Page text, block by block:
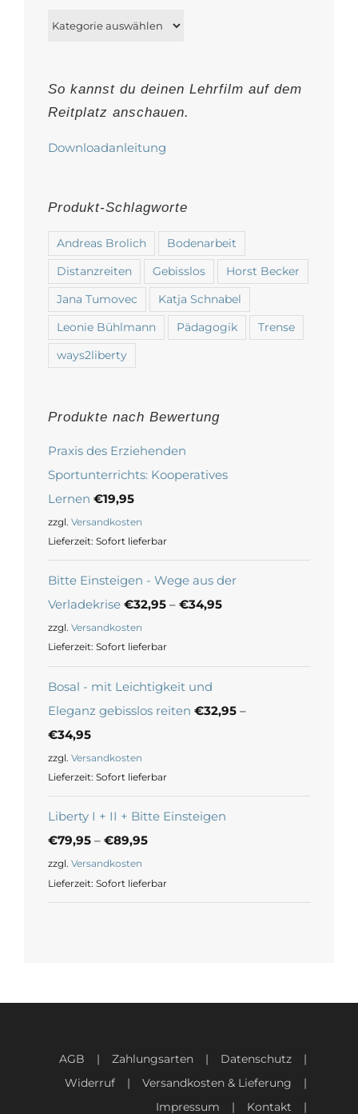
können
Produktseite
werden
So kannst du deinen Lehrfilm auf dem
Reitplatz anschauen.
Downloadanleitung
Produkt-Schlagworte
Andreas Brolich Bodenarbeit
Distanzreiten Gebisslos Horst Becker
Jana Tumovec Katja Schnabel
Leonie Bühlmann Pädagogik Trense
ways2liberty
Produkte nach Bewertung
Praxis des Erziehenden
Sportunterrichts: Kooperatives
Lernen €19,95
zzgl. Versandkosten
Lieferzeit: Sofort lieferbar
Bitte Einsteigen - Wege aus der
Verladekrise €32,95 – €34,95
zzgl. Versandkosten
Lieferzeit: Sofort lieferbar
Bosal - mit Leichtigkeit und
Eleganz gebisslos reiten €32,95 –
€34,95
zzgl. Versandkosten
Lieferzeit: Sofort lieferbar
Liberty I + II + Bitte Einsteigen
€79,95 – €89,95
zzgl. Versandkosten
Lieferzeit: Sofort lieferbar
AGB Zahlungsarten
Datenschutz
Widerruf
Versandkosten & Lieferung
Impressum
Kontakt